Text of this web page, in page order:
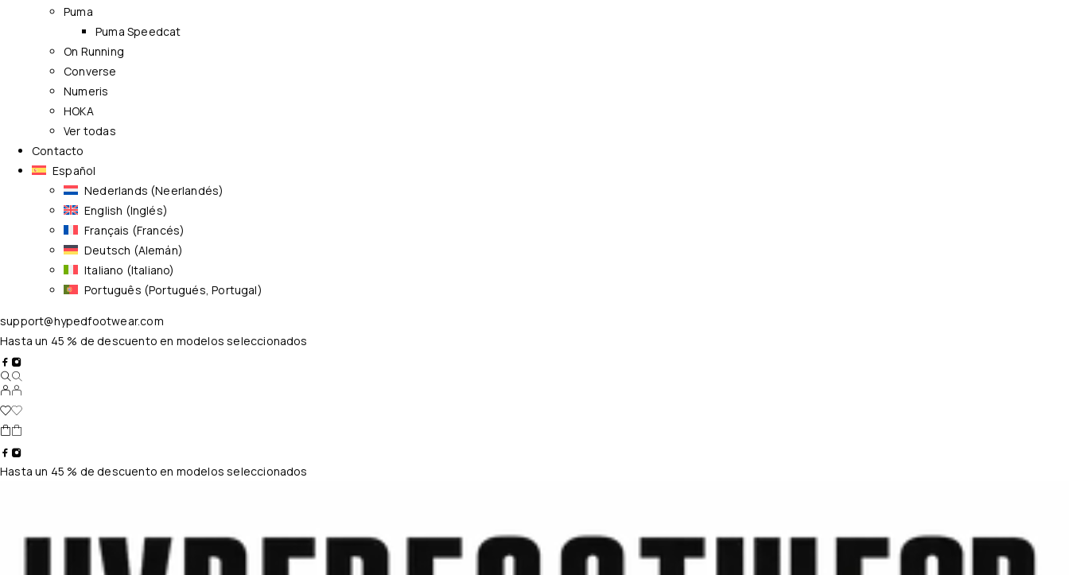
Puma
Puma Speedcat
On Running
Converse
Numeris
HOKA
Ver todas
Contacto
Español
Nederlands (Neerlandés)
English (Inglés)
Français (Francés)
Deutsch (Alemán)
Italiano (Italiano)
Português (Portugués, Portugal)
support@hypedfootwear.com
Hasta un 45 % de descuento en modelos seleccionados
Hasta un 45 % de descuento en modelos seleccionados